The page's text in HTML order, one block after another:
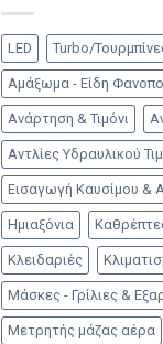
LED Turbo/
Αμάξωμα - Είδη
Ανάρτηση & Τιμόνι
Αντλίες Υδραυλικού
Εισαγωγή Καυσίμου &
Ημιαξόνια
Κλειδαριές
Μάσκες - Γρίλιες &
Μετρητής μάζας αέρα